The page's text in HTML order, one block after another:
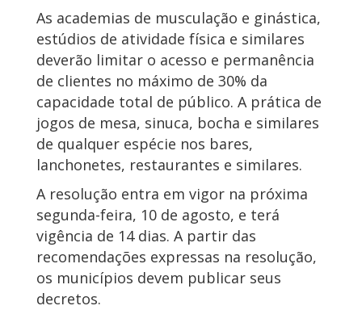
As academias de musculação e ginástica,
estúdios de atividade física e similares
deverão limitar o acesso e permanência
de clientes no máximo de 30% da
capacidade total de público. A prática de
jogos de mesa, sinuca, bocha e similares
de qualquer espécie nos bares,
lanchonetes, restaurantes e similares.
A resolução entra em vigor na próxima
segunda-feira, 10 de agosto, e terá
vigência de 14 dias. A partir das
recomendações expressas na resolução,
os municípios devem publicar seus
decretos.